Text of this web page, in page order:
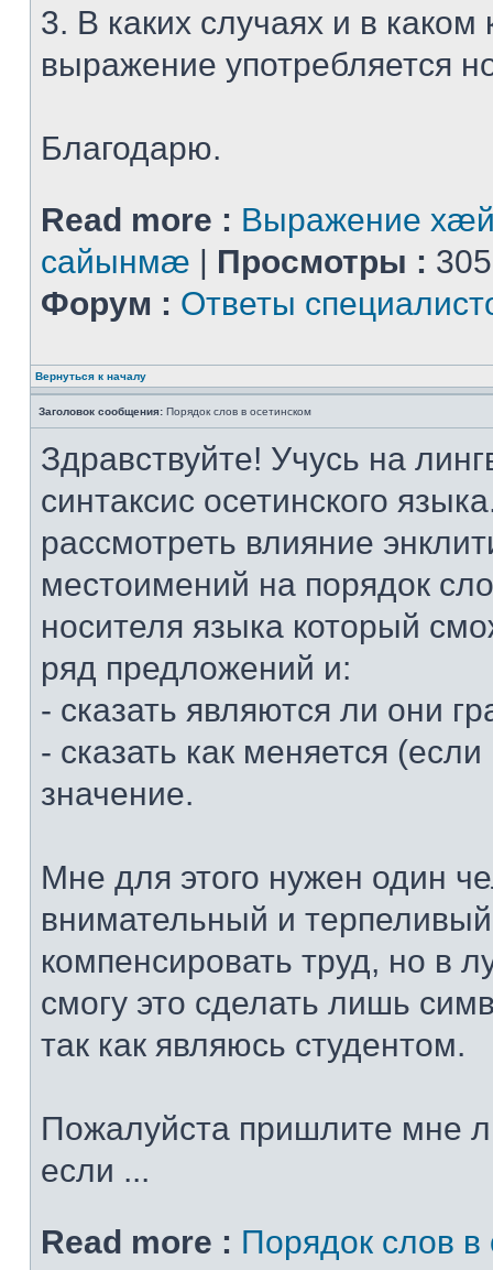
3. В каких случаях и в каком
выражение употребляется
Благодарю.
Read more : Выражение
сайынмæ | Просмотры :
Форум : Ответы
Вернуться к началу
Заголовок сообщения: Порядок слов в осетинском
Здравствуйте! Учусь на
синтаксис осетинского
рассмотреть влияние
местоимений на порядок
носителя языка который
ряд предложений и:
- сказать являются ли они
- сказать как меняется
значение.
Мне для этого нужен один
внимательный и
компенсировать труд, но в
смогу это сделать лишь
так как являюсь студентом.
Пожалуйста пришлите мне
если ...
Read more : Порядок слов в